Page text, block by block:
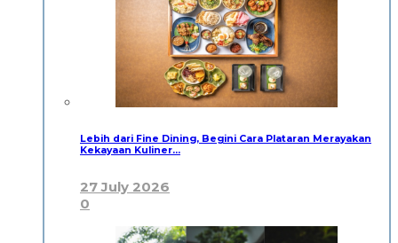
Lebih dari Fine Dining, Begini Cara Plataran Merayakan
Kekayaan Kuliner…
27 July 2026
0